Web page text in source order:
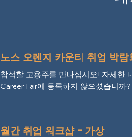
노스 오렌지 카운티 취업 박
참석할 고용주를 만나십시오! 자세한
Career Fair에 등록하지 않으셨습니
월간 취업 워크샵 - 가상